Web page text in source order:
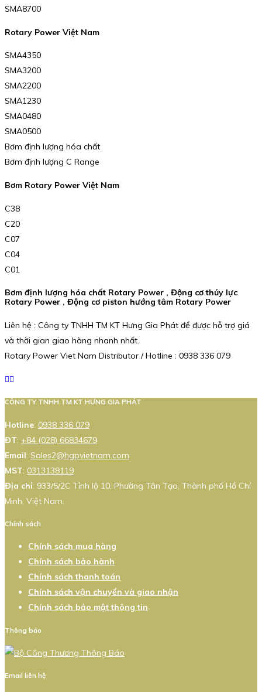
SMA8700
Rotary Power Việt Nam
SMA4350
SMA3200
SMA2200
SMA1230
SMA0480
SMA0500
Bơm định lượng hóa chất
Bơm định lượng C Range
Bơm Rotary Power Việt Nam
C38
C20
C07
C04
C01
Bơm định lượng hóa chất Rotary Power , Động cơ thủy lực
Rotary Power , Động cơ piston hướng tâm Rotary Power
Liên hệ : Công ty TNHH TM KT Hưng Gia Phát để được hỗ trợ giá
và thời gian giao hàng nhanh nhất.
Rotary Power Viet Nam Distributor / Hotline : 0938 336 079
CÔNG TY TNHH TM KT HƯNG GIA PHÁT
Hotline: 0938 336 079
ĐT: +84 (028) 66834679
Email: Sales2@hgpvietnam.com
MST: 0313138119
Địa chỉ: 933/5/2C Tỉnh lộ 10, Phường Tân Tạo, Thành phố Hồ Chí
Minh, Việt Nam.
Chính sách
Chính sách mua hàng
Chính sách bảo hành
Chính sách thanh toán
Chính sách vận chuyển và giao nhận
Chính sách bảo mật thông tin
Thông báo
Email liên hệ